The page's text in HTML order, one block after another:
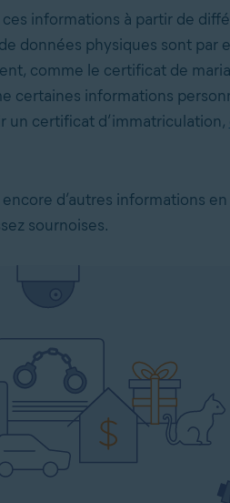
informations à partir de
données physiques sont par
comme le certificat de
certaines informations
un certificat d’immatriculation,
d’autres informations
sournoises.